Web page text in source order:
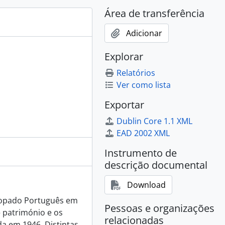
- 1969
- 1967
- 1970
1969
1959 - 1965
1986 - 1992
2017
Português em
património e os
Área de transferência
Adicionar
Explorar
Relatórios
Ver como lista
Exportar
Dublin Core 1.1 XML
EAD 2002 XML
Instrumento de
descrição documental
Download
Pessoas e organizações
relacionadas